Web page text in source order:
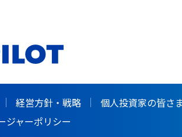
経営方針・戦略 個人投資家の皆さ
ジャーポリシー
・財務